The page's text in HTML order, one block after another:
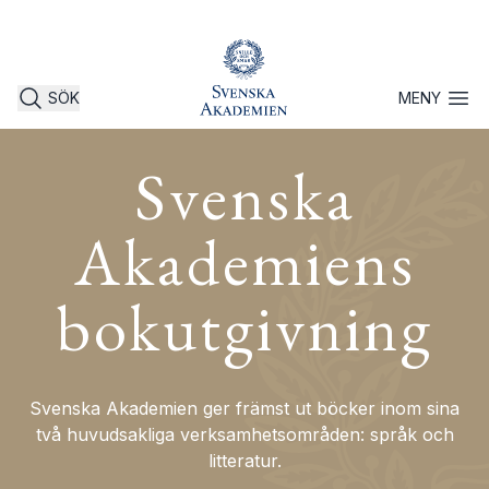
SÖK MENYÖppna
Svenska
Akademiens
bokutgivning
Svenska Akademien ger främst ut böcker inom sina
två huvudsakliga verksamhetsområden: språk och
litteratur.